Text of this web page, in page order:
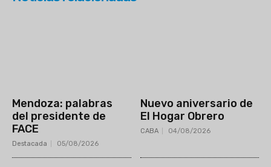
Mendoza: palabras
del presidente de
FACE
Destacada 05/08/2026
Nuevo aniversario de
El Hogar Obrero
CABA 04/08/2026